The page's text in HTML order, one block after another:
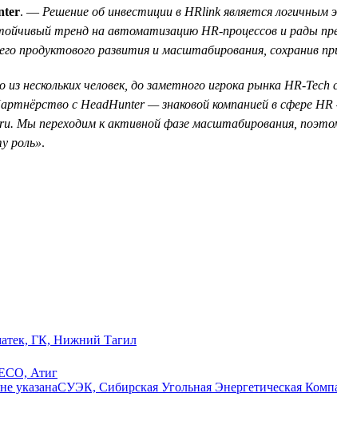
. — Решение об инвестиции в HRlink является
тренд на автоматизацию HR-процессов и рады
продуктового развития и масштабирования, сохранив
нескольких человек, до заметного игрока рынка HR-
с HeadHunter — знаковой компанией в сфере
Мы переходим к активной фазе масштабирования,
роль».
ГК, Нижний Тагил
Атиг
указанаСУЭК, Сибирская Угольная Энергетическая